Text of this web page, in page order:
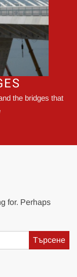
the bridges that
for. Perhaps
Търсене
за: